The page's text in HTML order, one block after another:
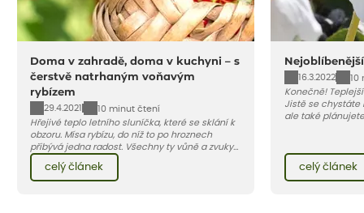
Doma v zahradě, doma v kuchyni – s
čerstvě natrhaným voňavým
rybízem
29.4.2021
10 minut čtení
Hřejivé teplo letního sluníčka, které se sklání k
obzoru. Mísa rybízu, do níž to po hroznech
přibývá jedna radost. Všechny ty vůně a zvuky
červencové zahrady. Sklizeň rybízu do kuchyně
vnese neuvěřitelný klid a radost. A taky trochu
bezstarostnosti dětství při mlsání babiččina
celý článek
16.3.2022
10
Konečně!
Jistě se chystáte
ale také
kvetoucích
konceptu.
celý článek